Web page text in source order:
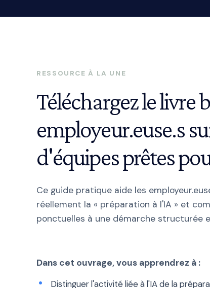
RESSOURCE À LA UNE
Téléchargez le livre
employeur.euse.s
d'équipes prêtes
Ce guide pratique aide les
réellement la « préparation à l'IA » et
ponctuelles à une démarche structurée
Dans cet ouvrage, vous apprendrez à :
Distinguer l'activité liée à l'IA de la